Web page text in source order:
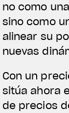
no como
sino como
alinear su
nuevas
Con un
sitúa ahora
de precios